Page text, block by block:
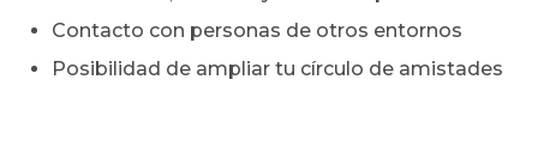
Contacto con personas de otros entornos
Posibilidad de ampliar tu círculo de amistades